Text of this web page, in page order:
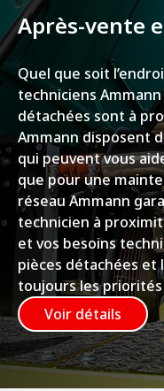
Après-vente
Quel que soit
techniciens
détachées sont à
Ammann disposent
qui peuvent vous
que pour une
réseau Ammann
technicien à
et vos besoins
pièces détachées et
toujours les priorités
Voir détails